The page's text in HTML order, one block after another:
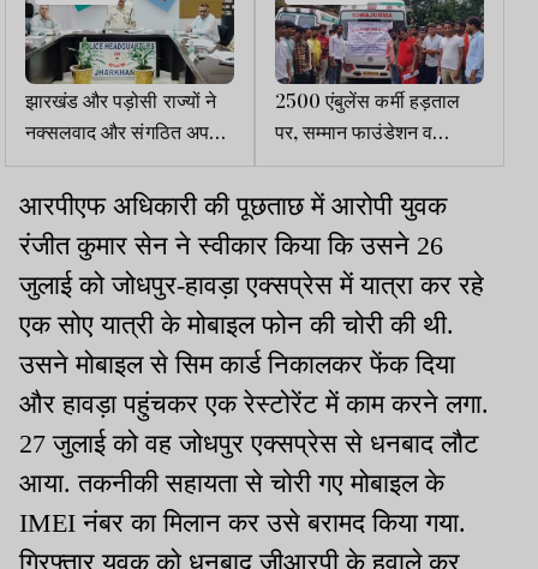
झारखंड और पड़ोसी राज्यों ने
नक्सलवाद और संगठित अपराध
से लड़ने के लिए नई रणनीति
बनाई
2500 एंबुलेंस कर्मी हड़ताल
पर, सम्मान फाउंडेशन व
कर्मचारी संघ के बीच विवाद
गहराया
आरपीएफ अधिकारी की पूछताछ में आरोपी युवक
रंजीत कुमार सेन ने स्वीकार किया कि उसने 26
जुलाई को जोधपुर-हावड़ा एक्सप्रेस में यात्रा कर रहे
एक सोए यात्री के मोबाइल फोन की चोरी की थी.
उसने मोबाइल से सिम कार्ड निकालकर फेंक दिया
और हावड़ा पहुंचकर एक रेस्टोरेंट में काम करने लगा.
27 जुलाई को वह जोधपुर एक्सप्रेस से धनबाद लौट
आया. तकनीकी सहायता से चोरी गए मोबाइल के
IMEI नंबर का मिलान कर उसे बरामद किया गया.
गिरफ्तार युवक को धनबाद जीआरपी के हवाले कर